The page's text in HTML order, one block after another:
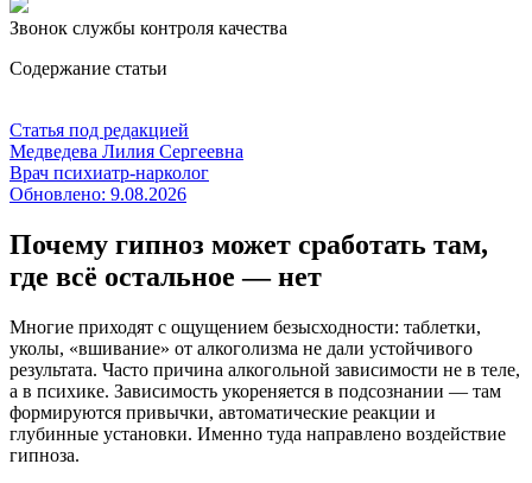
Звонок службы контроля качества
Содержание статьи
Статья под редакцией
Медведева Лилия Сергеевна
Врач психиатр-нарколог
Обновлено: 9.08.2026
Почему гипноз может сработать там,
где всё остальное — нет
Многие приходят с ощущением безысходности: таблетки,
уколы, «вшивание» от алкоголизма не дали устойчивого
результата. Часто причина алкогольной зависимости не в теле,
а в психике. Зависимость укореняется в подсознании — там
формируются привычки, автоматические реакции и
глубинные установки. Именно туда направлено воздействие
гипноза.